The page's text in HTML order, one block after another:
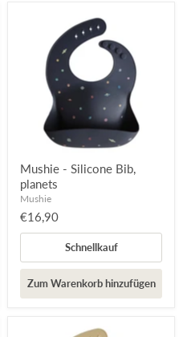
Mushie - Silicone Bib,
planets
Mushie
€16,90
Schnellkauf
Zum Warenkorb hinzufügen